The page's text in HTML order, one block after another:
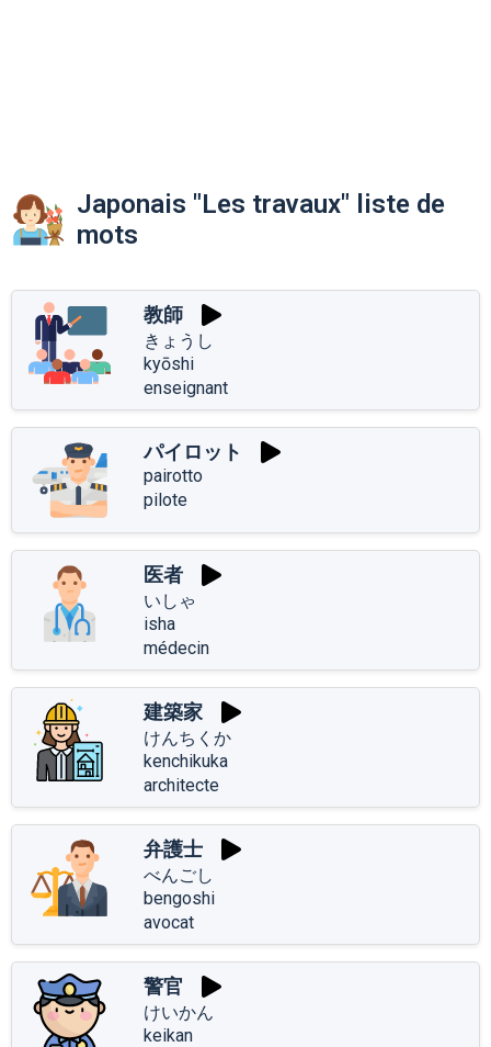
Japonais "Les travaux" liste de
mots
教師
きょうし
kyōshi
enseignant
パイロット
pairotto
pilote
医者
いしゃ
isha
médecin
建築家
けんちくか
kenchikuka
architecte
弁護士
べんごし
bengoshi
avocat
警官
けいかん
keikan